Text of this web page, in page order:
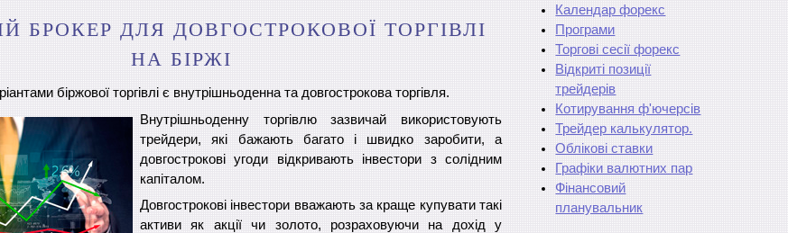
БРОКЕР ДЛЯ ДОВГОСТРОКОВОЇ ТОРГІВЛІ
НА БІРЖІ
біржової торгівлі є внутрішньоденна та довгострокова торгівля.
Внутрішньоденну торгівлю зазвичай використовують
трейдери, які бажають багато і швидко заробити, а
довгострокові угоди відкривають інвестори з солідним
капіталом.
Довгострокові інвестори вважають за краще купувати такі
активи як акції чи золото, розраховуючи на дохід у
Календар форекс
Програми
Торгові сесії форекс
Відкриті позиції
трейдерів
Котирування ф'ючерсів
Трейдер калькулятор.
Облікові ставки
Графіки валютних пар
Фінансовий
планувальник